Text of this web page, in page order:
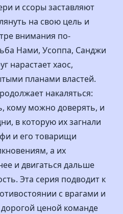
и ссоры заставляют
на свою цель и
внимания по-
Нами, Усоппа, Санджи
нарастает хаос,
планами властей.
накаляться:
кому можно доверять, и
в которую их загнали
и его товарищи
а их
и двигаться дальше
Эта серия подводит к
с врагами и
ценой команде